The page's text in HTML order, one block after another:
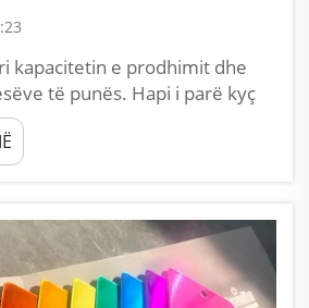
kapacitetin e prodhimit dhe
të punës. Hapi i parë kyç
të përdorimit të efikas
është përcaktimi i të
të kërkesës së
hap dhe blijnë pajisje të